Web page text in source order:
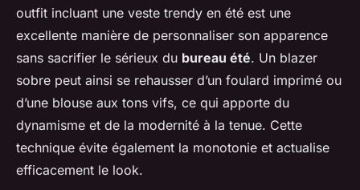
outfit incluant une veste trendy en été est une
excellente manière de personnaliser son apparence
sans sacrifier le sérieux du bureau été. Un blazer
sobre peut ainsi se rehausser d’un foulard imprimé ou
d’une blouse aux tons vifs, ce qui apporte du
dynamisme et de la modernité à la tenue. Cette
technique évite également la monotonie et actualise
efficacement le look.